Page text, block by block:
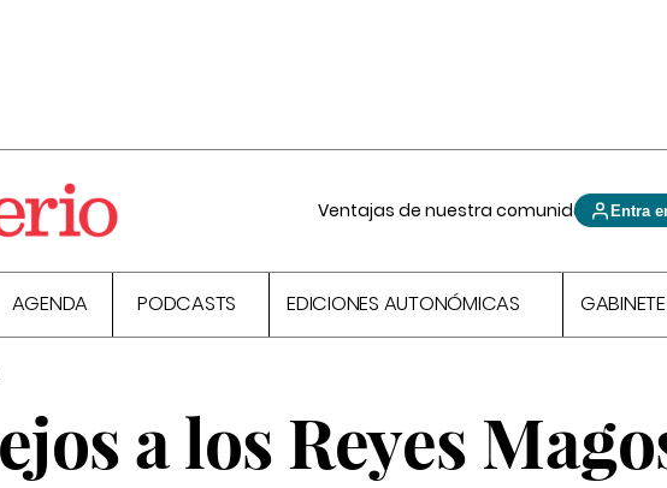
Ventajas de nuestra comunidad Entra
AGENDA PODCASTS EDICIONES AUTONÓMICAS
a los Reyes